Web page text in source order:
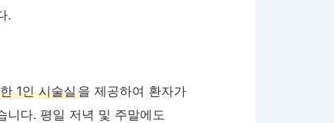
.
1인 시술실을 제공하여 환자가
니다. 평일 저녁 및 주말에도